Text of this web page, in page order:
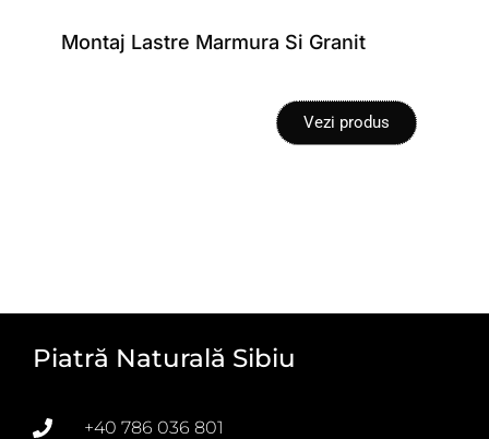
Montaj Lastre Marmura Si Granit
Vezi produs
Piatră Naturală Sibiu
+40 786 036 801